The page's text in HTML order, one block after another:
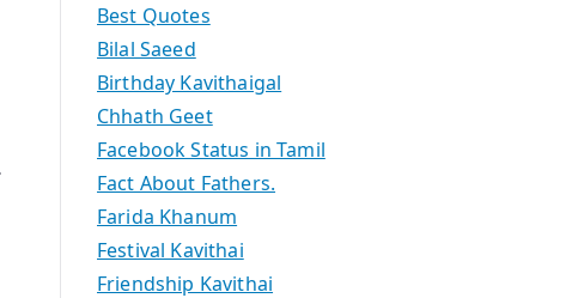
Best Quotes
Bilal Saeed
Birthday Kavithaigal
Chhath Geet
Facebook Status in Tamil
Fact About Fathers.
Farida Khanum
Festival Kavithai
Friendship Kavithai